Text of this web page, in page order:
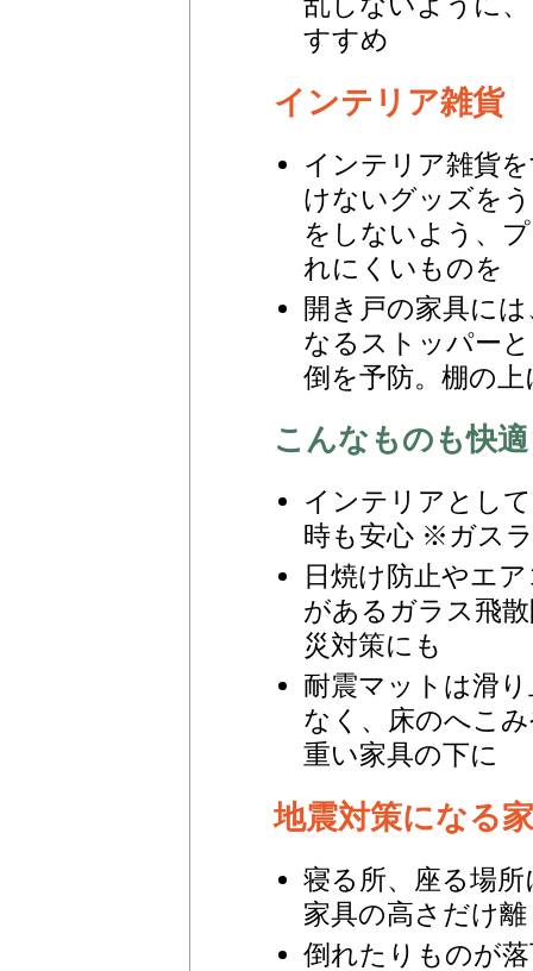
すすめ
インテリア雑貨
インテリア雑貨
けないグッズを
をしないよう、
れにくいものを
開き戸の家具に
なるストッパー
倒を予防。棚の
こんなものも快
インテリアとし
時も安心 ※ガス
日焼け防止やエ
があるガラス飛
災対策にも
耐震マットは滑
なく、床のへこ
重い家具の下に
地震対策になる
寝る所、座る場
家具の高さだけ
倒れたりものが